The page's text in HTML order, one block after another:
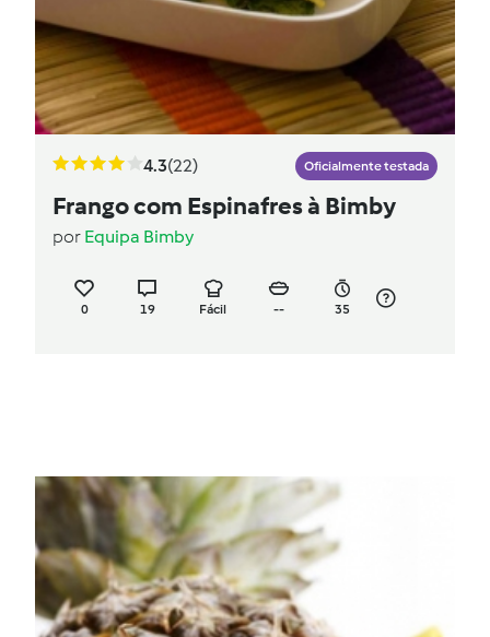
4.3(22) Oficialmente testada
Frango com Espinafres à Bimby
por Equipa Bimby
0 19 Fácil -- 35